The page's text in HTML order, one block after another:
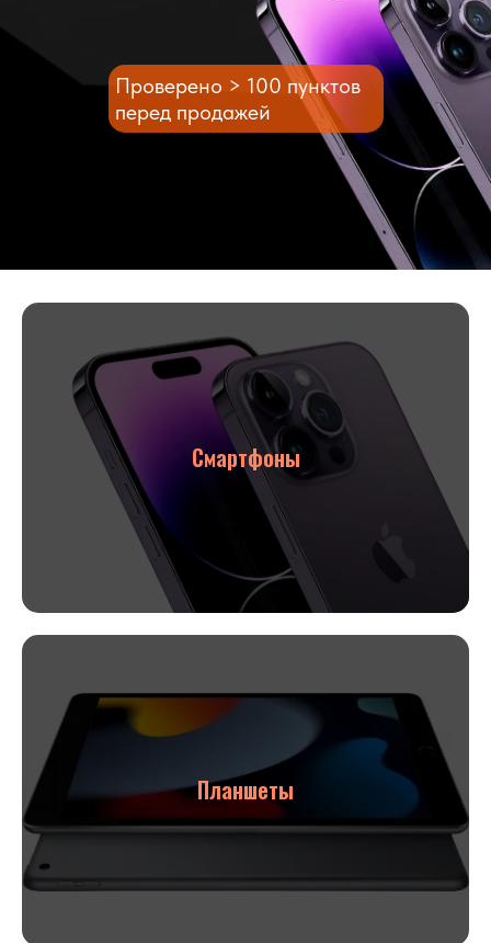
Проверено > 100 пунктов
перед продажей
Смартфоны
Планшеты